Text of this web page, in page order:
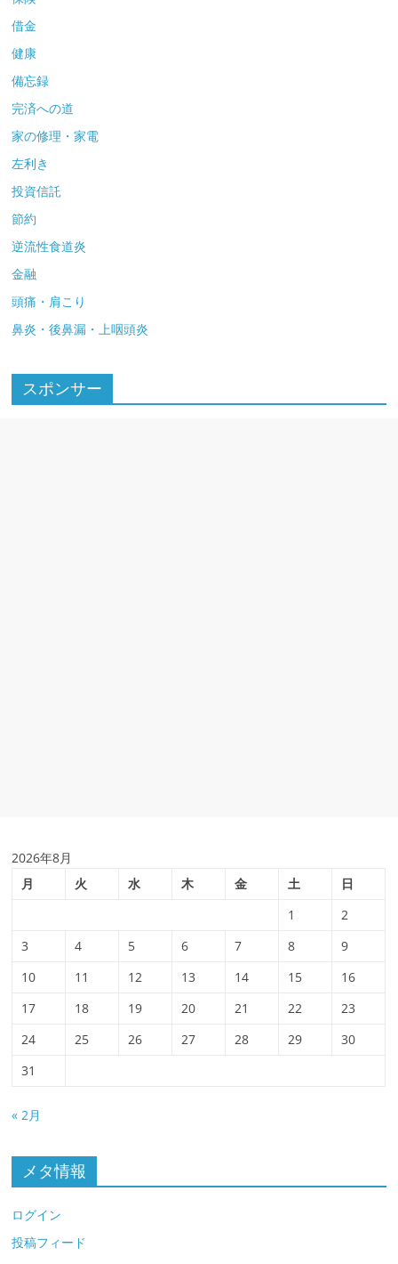
借金
健康
備忘録
完済への道
家の修理・家電
左利き
投資信託
節約
逆流性食道炎
金融
頭痛・肩こり
鼻炎・後鼻漏・上咽頭炎
スポンサー
2026年8月
月
火 水 木 金 土
日
1
2
3
4 5 6 7 8
9
10
11 12 13 14 15
16
17
18 19 20 21 22
23
24
25 26 27 28 29
30
31
« 2月
メタ情報
ログイン
投稿フィード